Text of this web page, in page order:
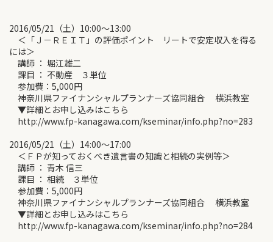
2016/05/21（土）10:00～13:00
＜「Ｊ－ＲＥＩＴ」の評価ポイント リートで安定収入を得る
には＞
講師 ： 堀江雄二
課目 ： 不動産 ３単位
参加費：5,000円
神奈川県ファイナンシャルプランナーズ協同組合 横浜教室
▼詳細とお申し込みはこちら
http://www.fp-kanagawa.com/kseminar/info.php?no=283
2016/05/21（土）14:00～17:00
＜ＦＰが知っておくべき遺言書の知識と相続の実例等＞
講師 ： 青木 信三
課目 ： 相続 ３単位
参加費：5,000円
神奈川県ファイナンシャルプランナーズ協同組合 横浜教室
▼詳細とお申し込みはこちら
http://www.fp-kanagawa.com/kseminar/info.php?no=284